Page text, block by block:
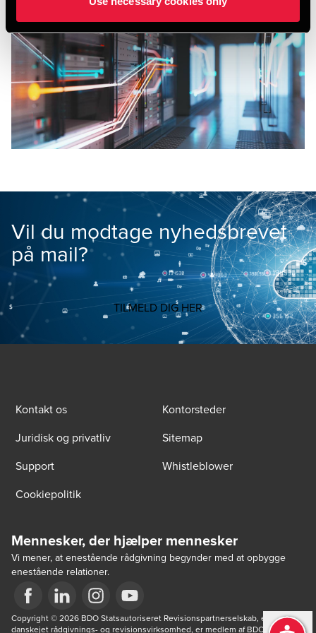
Vil du modtage nyhedsbrevet
på mail?
TILMELD DIG HER
Kontakt os
Kontorsteder
Juridisk og privatliv
Sitemap
Support
Whistleblower
Cookiepolitik
Mennesker, der hjælper mennesker
Vi mener, at enestående rådgivning begynder med at opbygge
enestående relationer.
Opens in a new window/tab
Opens in a new window/tab
Opens in a new window/tab
Opens in a new window/tab
Copyright © 2026 BDO Statsautoriseret Revisionspartnerselskab, en
danskejet rådgivnings- og revisionsvirksomhed, er medlem af BDO